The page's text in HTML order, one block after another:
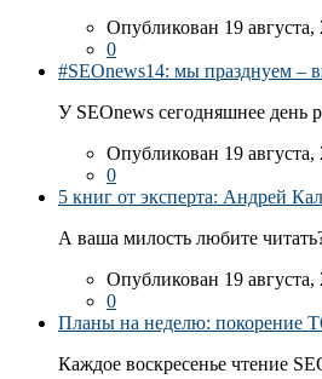
Опубликован 19 августа,
0
#SEOnews14: мы празднуем –
У SEOnews сегодняшнее день
Опубликован 19 августа,
0
5 книг от эксперта: Андрей
А ваша милость любите
Опубликован 19 августа,
0
Планы на неделю: покорение
Каждое воскресенье чтение